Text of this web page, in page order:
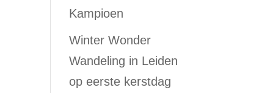
Kampioen
Winter Wonder
Wandeling in Leiden
op eerste kerstdag